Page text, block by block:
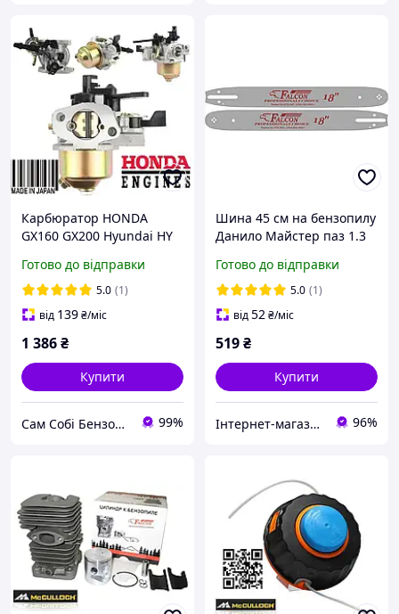
Карбюратор HONDA
GX160 GX200 Hyundai HY
922 16013-ZE0-005
мотопомпа вибропліта
Готово до відправки
5.0 (1)
від 139₴/міс
1 386₴
Купити
Сам Собі БензоМайстер ⚙️ 99%
Шина 45 см на бензопилу
Данило Майстер паз 1.3
188SLHK095
Готово до відправки
5.0 (1)
від52₴/міс
519₴
Купити
Інтернет-магазин "Сам Собі Сервіс" 96%